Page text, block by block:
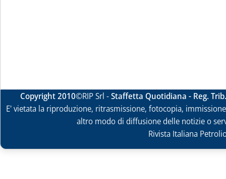
Copyright 2010©RIP Srl -Staffetta Quotidiana - Reg.
E' vietata la riproduzione, ritrasmissione, fotocopia,
altro modo di diffusione delle notizie o
Rivista Italiana